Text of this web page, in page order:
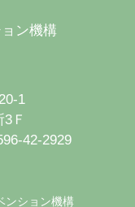
ン機構
1
Ｆ
42-2929
ンション機構